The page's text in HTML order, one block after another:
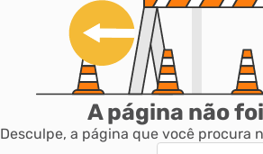
A página não
Desculpe, a página que você procura